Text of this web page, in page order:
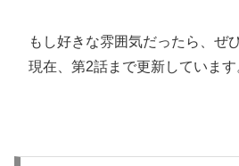
もし好きな雰囲気だったら、ぜ
現在、第2話まで更新しています